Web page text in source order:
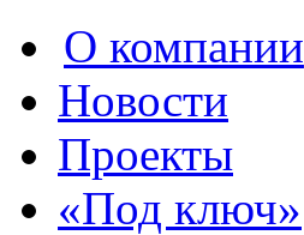
О компании
Новости
Проекты
«Под ключ»